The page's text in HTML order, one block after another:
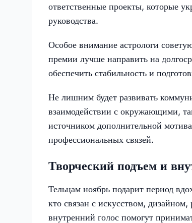
ответственные проекты, которые
руководства.
Особое внимание астрологи
премии лучше направить на
обеспечить стабильность и
Не лишним будет развивать
взаимодействии с окружающими,
источником дополнительной
профессиональных связей.
Творческий подъем и
Тельцам ноябрь подарит период
кто связан с искусством,
внутренний голос помогут